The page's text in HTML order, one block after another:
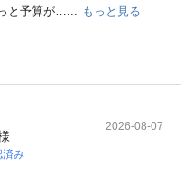
と予算が…... もっと見る
済み
2026-08-07